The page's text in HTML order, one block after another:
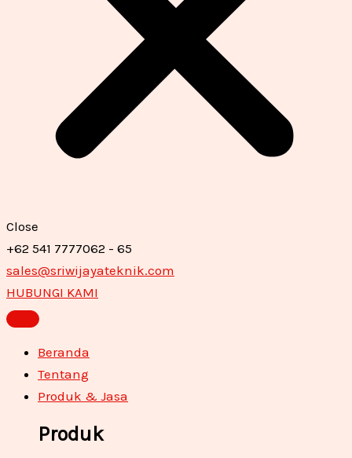
Close
+62 541 7777062 - 65
sales@sriwijayateknik.com
HUBUNGI KAMI
Beranda
Tentang
Produk & Jasa
Produk